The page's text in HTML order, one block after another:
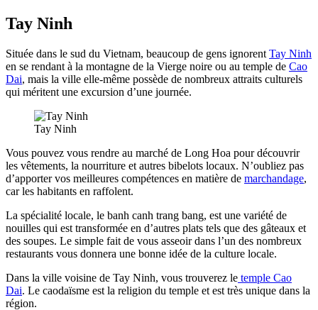
Tay Ninh
Située dans le sud du Vietnam, beaucoup de gens ignorent Tay Ninh
en se rendant à la montagne de la Vierge noire ou au temple de Cao
Dai, mais la ville elle-même possède de nombreux attraits culturels
qui méritent une excursion d’une journée.
Tay Ninh
Vous pouvez vous rendre au marché de Long Hoa pour découvrir
les vêtements, la nourriture et autres bibelots locaux. N’oubliez pas
d’apporter vos meilleures compétences en matière de marchandage,
car les habitants en raffolent.
La spécialité locale, le banh canh trang bang, est une variété de
nouilles qui est transformée en d’autres plats tels que des gâteaux et
des soupes. Le simple fait de vous asseoir dans l’un des nombreux
restaurants vous donnera une bonne idée de la culture locale.
Dans la ville voisine de Tay Ninh, vous trouverez le temple Cao
Dai. Le caodaïsme est la religion du temple et est très unique dans la
région.